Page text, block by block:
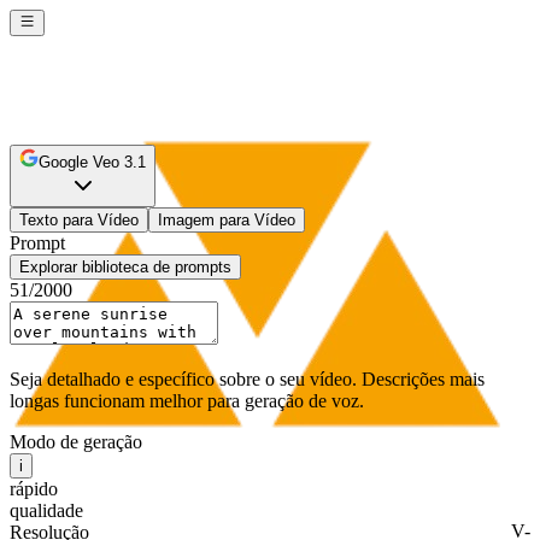
V-
Google Veo 3.1
Texto para Vídeo Imagem para Vídeo
Prompt
Explorar biblioteca de prompts
51/2000
Seja detalhado e específico sobre o seu vídeo. Descrições mais
longas funcionam melhor para geração de voz.
Modo de geração
i
rápido
qualidade
Resolução